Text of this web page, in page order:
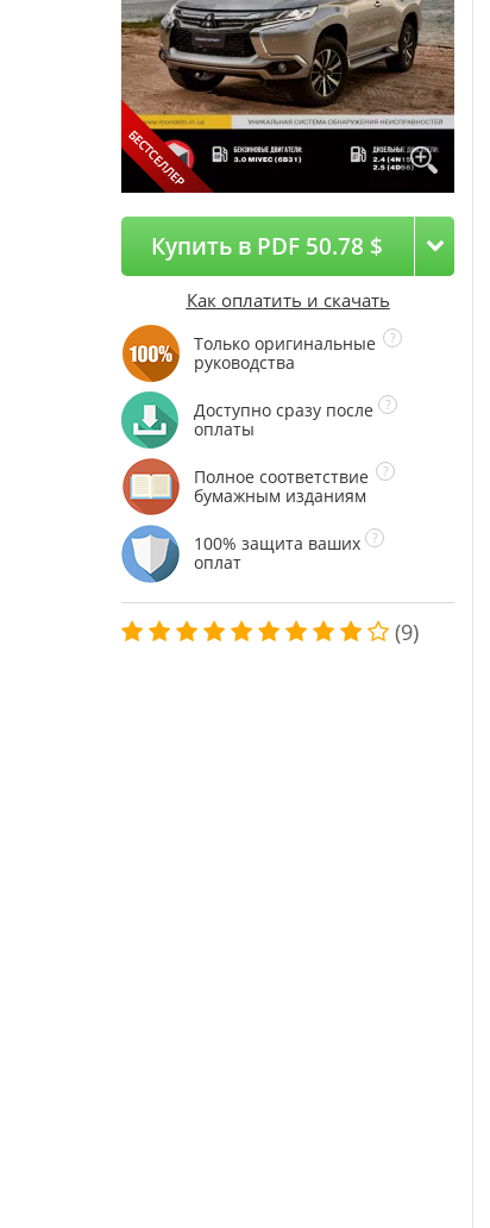
Купить в PDF 50.78 $
Как оплатить и скачать
Только оригинальные
руководства
Доступно сразу после
оплаты
Полное соответствие
бумажным изданиям
100% защита ваших
оплат
(9)